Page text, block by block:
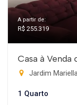
A partir de:
R$ 255.319
Casa à Venda
Jardim
1 Quarto